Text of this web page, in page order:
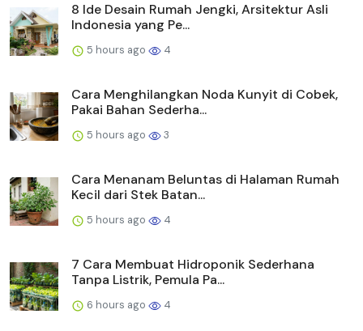
8 Ide Desain Rumah Jengki, Arsitektur Asli
Indonesia yang Pe...
5 hours ago 4
Cara Menghilangkan Noda Kunyit di Cobek,
Pakai Bahan Sederha...
5 hours ago 3
Cara Menanam Beluntas di Halaman Rumah
Kecil dari Stek Batan...
5 hours ago 4
7 Cara Membuat Hidroponik Sederhana
Tanpa Listrik, Pemula Pa...
6 hours ago 4